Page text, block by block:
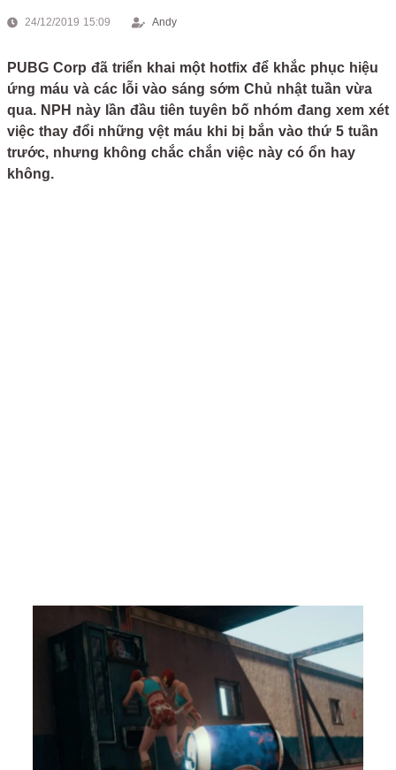
24/12/2019 15:09 Andy
PUBG Corp đã triển khai một hotfix để khắc phục hiệu
ứng máu và các lỗi vào sáng sớm Chủ nhật tuần vừa
qua. NPH này lần đầu tiên tuyên bố nhóm đang xem xét
việc thay đổi những vệt máu khi bị bắn vào thứ 5 tuần
trước, nhưng không chắc chắn việc này có ổn hay
không.